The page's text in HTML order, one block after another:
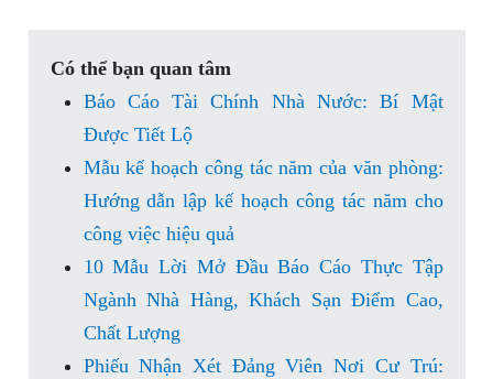
Có thể bạn quan tâm
Báo Cáo Tài Chính Nhà Nước: Bí Mật
Được Tiết Lộ
Mẫu kế hoạch công tác năm của văn phòng:
Hướng dẫn lập kế hoạch công tác năm cho
công việc hiệu quả
10 Mẫu Lời Mở Đầu Báo Cáo Thực Tập
Ngành Nhà Hàng, Khách Sạn Điểm Cao,
Chất Lượng
Phiếu Nhận Xét Đảng Viên Nơi Cư Trú: